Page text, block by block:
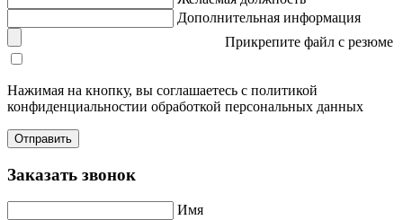
Дополнительная информация
Прикрепите файл с резюме
Нажимая на кнопку, вы соглашаетесь с политикой
конфиденциальностии обработкой персональных данных
Заказать звонок
Имя